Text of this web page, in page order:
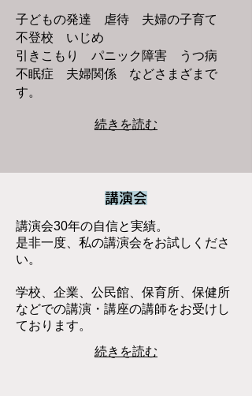
が、油断すると命さえ脅かしかねない危
険な存在でもあります。
今の日本では、命を守るために「熊」と
「ストレス」には注意が必要です。熊の
被害を避けるには、まず熊の習性を知る
オを鳴らしながら歩く、早朝や夕方の外
解すれば、対策が見えてきます。こうし
た対策を考えることを「ストレスマネジ
メント」と呼びます。つまり、ストレス
の解消方法ですね。
ストレスの解消法は100以上あると言わ
れていますが、私が特に注目しているの
が「フォークソング」です。今回は、ス
その対策としてなぜフォークソングが有
ホームページ
（https://www.tantant.net/）のトップペ
ージからもお申込みいただけます。
金をお支払いください（キャンセル料は
頂きません）・・人手不足に陥っていま
す。もちろん全力で乗り切りますが、も
し会場で私が「これ手伝ってね」と頼ん
だら、かなりふるかわが切羽詰まってい
ると思って、やさしさと思いやりをくだ
子どもの発達 虐待 夫婦の子育て
不登校 いじめ
引きこもり パニック障害 うつ病
不眠症 夫婦関係 などさまざまで
す。
​続きを読む
講演会
講演会30年の自信と実績。
是非一度、私の講演会をお試しくださ
い。
学校、企業、公民館、保育所、保健所
などでの講演・講座の講師をお受けし
ております。
続きを読む